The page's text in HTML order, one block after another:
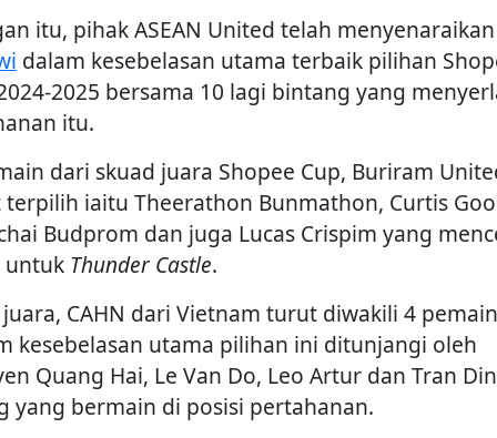
itu, pihak ASEAN United telah menyenaraikan
dalam kesebelasan utama terbaik pilihan
2025 bersama 10 lagi bintang yang
itu.
dari skuad juara Shopee Cup, Buriram
iaitu Theerathon Bunmathon, Curtis
Budprom dan juga Lucas Crispim yang
untuk Thunder Castle.
CAHN dari Vietnam turut diwakili 4 pemain
kesebelasan utama pilihan ini ditunjangi oleh
Quang Hai, Le Van Do, Leo Artur dan Tran
yang bermain di posisi pertahanan.